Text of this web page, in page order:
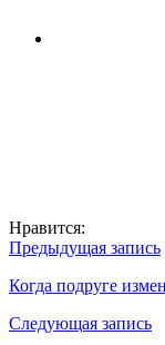
Нравится:
Навигация
по
записям
Предыдущая запись
Когда подруге
Следующая запись